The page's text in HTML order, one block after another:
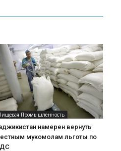
Промышленность
намерен вернуть
мукомолам льготы по